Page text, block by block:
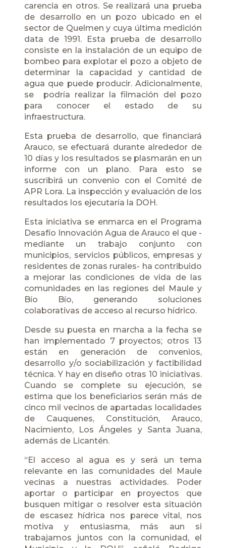
carencia en otros. Se realizará una prueba
de desarrollo en un pozo ubicado en el
sector de Quelmen y cuya última medición
data de 1991. Esta prueba de desarrollo
consiste en la instalación de un equipo de
bombeo para explotar el pozo a objeto de
determinar la capacidad y cantidad de
agua que puede producir. Adicionalmente,
se podría realizar la filmación del pozo
para conocer el estado de su
infraestructura.
Esta prueba de desarrollo, que financiará
Arauco, se efectuará durante alrededor de
10 días y los resultados se plasmarán en un
informe con un plano. Para esto se
suscribirá un convenio con el Comité de
APR Lora. La inspección y evaluación de los
resultados los ejecutaría la DOH.
Esta iniciativa se enmarca en el Programa
Desafío Innovación Agua de Arauco el que -
mediante un trabajo conjunto con
municipios, servicios públicos, empresas y
residentes de zonas rurales- ha contribuido
a mejorar las condiciones de vida de las
comunidades en las regiones del Maule y
Bío Bío, generando soluciones
colaborativas de acceso al recurso hídrico.
Desde su puesta en marcha a la fecha se
han implementado 7 proyectos; otros 13
están en generación de convenios,
desarrollo y/o sociabilización y factibilidad
técnica. Y hay en diseño otras 10 iniciativas.
Cuando se complete su ejecución, se
estima que los beneficiarios serán más de
cinco mil vecinos de apartadas localidades
de Cauquenes, Constitución, Arauco,
Nacimiento, Los Ángeles y Santa Juana,
además de Licantén.
“El acceso al agua es y será un tema
relevante en las comunidades del Maule
vecinas a nuestras actividades. Poder
aportar o participar en proyectos que
busquen mitigar o resolver esta situación
de escasez hídrica nos parece vital, nos
motiva y entusiasma, más aun si
trabajamos juntos con la comunidad, el